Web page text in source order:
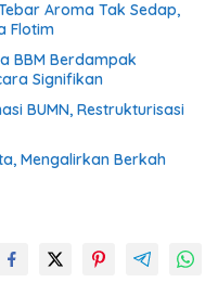
Aroma Tak Sedap,
Flotim
BBM Berdampak
Signifikan
BUMN, Restrukturisasi
Mengalirkan Berkah